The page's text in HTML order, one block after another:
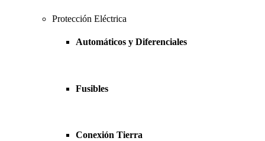
Protección Eléctrica
Automáticos y Diferenciales
Fusibles
Conexión Tierra